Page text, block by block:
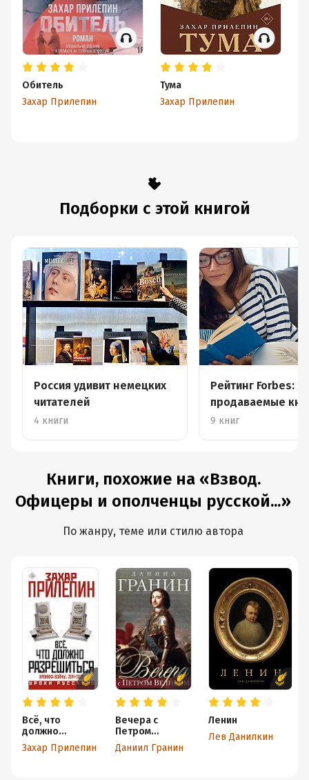
Александр Пушкин
Обитель
Захар Прилепин
Тума
Захар Прилепин
Подборки с этой книгой
Россия удивит немецких
читателей
4 книги
Рейтинг Forbes:
продаваемые
года
9 книг
Книги, похожие на «Взвод.
Офицеры и ополченцы русской...»
По жанру, теме или стилю автора
Всё, что
должно
разрешиться.
Хроника почти
Захар Прилепин
Вечера с
Петром
Великим
Даниил Гранин
Ленин
Лев Данилкин